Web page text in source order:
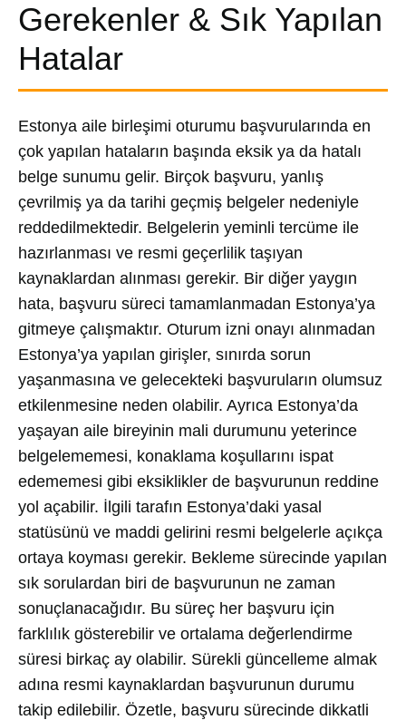
Gerekenler & Sık Yapılan
Hatalar
Estonya aile birleşimi oturumu başvurularında en
çok yapılan hataların başında eksik ya da hatalı
belge sunumu gelir. Birçok başvuru, yanlış
çevrilmiş ya da tarihi geçmiş belgeler nedeniyle
reddedilmektedir. Belgelerin yeminli tercüme ile
hazırlanması ve resmi geçerlilik taşıyan
kaynaklardan alınması gerekir. Bir diğer yaygın
hata, başvuru süreci tamamlanmadan Estonya’ya
gitmeye çalışmaktır. Oturum izni onayı alınmadan
Estonya’ya yapılan girişler, sınırda sorun
yaşanmasına ve gelecekteki başvuruların olumsuz
etkilenmesine neden olabilir. Ayrıca Estonya’da
yaşayan aile bireyinin mali durumunu yeterince
belgelememesi, konaklama koşullarını ispat
edememesi gibi eksiklikler de başvurunun reddine
yol açabilir. İlgili tarafın Estonya’daki yasal
statüsünü ve maddi gelirini resmi belgelerle açıkça
ortaya koyması gerekir. Bekleme sürecinde yapılan
sık sorulardan biri de başvurunun ne zaman
sonuçlanacağıdır. Bu süreç her başvuru için
farklılık gösterebilir ve ortalama değerlendirme
süresi birkaç ay olabilir. Sürekli güncelleme almak
adına resmi kaynaklardan başvurunun durumu
takip edilebilir. Özetle, başvuru sürecinde dikkatli